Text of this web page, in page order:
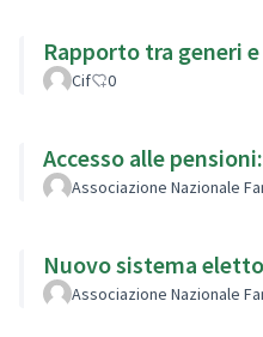
Rapporto tra generi
Cif 0
Accesso alle
Associazione Nazionale
Nuovo sistema
Associazione Nazionale